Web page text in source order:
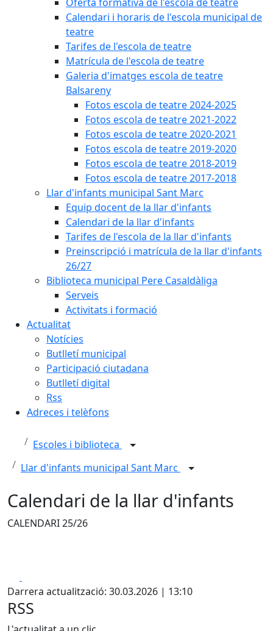
Calendari i horaris de l'escola municipal de
teatre
Tarifes de l'escola de teatre
Matrícula de l'escola de teatre
Galeria d'imatges escola de teatre
Balsareny
Fotos escola de teatre 2024-2025
Fotos escola de teatre 2021-2022
Fotos escola de teatre 2020-2021
Fotos escola de teatre 2019-2020
Fotos escola de teatre 2018-2019
Fotos escola de teatre 2017-2018
Llar d'infants municipal Sant Marc
Equip docent de la llar d'infants
Calendari de la llar d'infants
Tarifes de l'escola de la llar d'infants
Preinscripció i matrícula de la llar d'infants
26/27
Biblioteca municipal Pere Casaldàliga
Serveis
Activitats i formació
Actualitat
Notícies
Butlletí municipal
Participació ciutadana
Butlletí digital
Rss
Adreces i telèfons
Escoles i biblioteca
Llar d'infants municipal Sant Marc
Calendari de la llar d'infants
CALENDARI 25/26
Darrera actualització: 30.03.2026 | 13:10
RSS